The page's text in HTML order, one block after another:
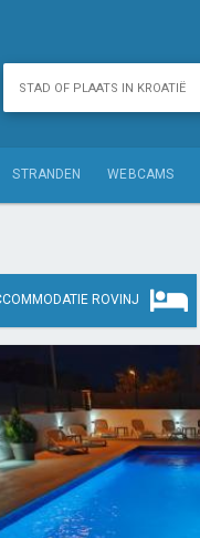
STRANDEN WEBCAMS
ROVINJ